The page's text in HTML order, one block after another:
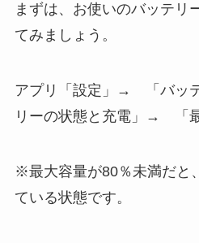
まずは、お使いのバッテリ
てみましょう。
アプリ「設定」→ 「バッ
リーの状態と充電」→ 「最
※最大容量が80％未満だと
ている状態です。